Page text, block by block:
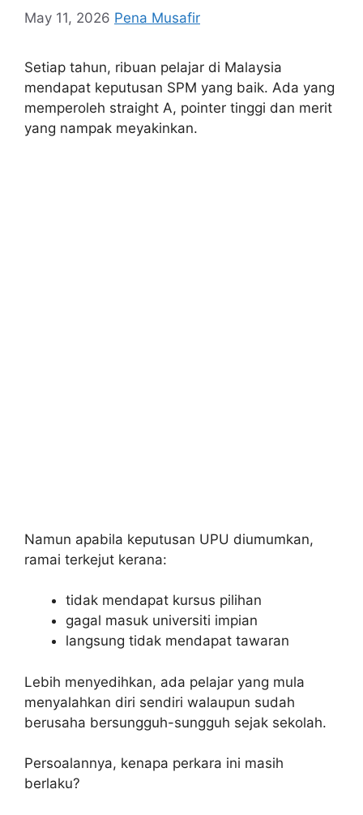
May 11, 2026 Pena Musafir
Setiap tahun, ribuan pelajar di Malaysia
mendapat keputusan SPM yang baik. Ada yang
memperoleh straight A, pointer tinggi dan merit
yang nampak meyakinkan.
Namun apabila keputusan UPU diumumkan,
ramai terkejut kerana:
tidak mendapat kursus pilihan
gagal masuk universiti impian
langsung tidak mendapat tawaran
Lebih menyedihkan, ada pelajar yang mula
menyalahkan diri sendiri walaupun sudah
berusaha bersungguh-sungguh sejak sekolah.
Persoalannya, kenapa perkara ini masih
berlaku?